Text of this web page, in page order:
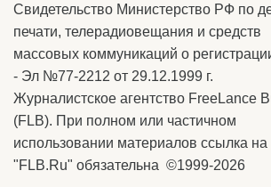
Свидетельство Министерство РФ по
печати, телерадиовещания и средств
массовых коммуникаций о
- Эл №77-2212 от 29.12.1999 г.
Журналистское агентство FreeLance
(FLB). При полном или частичном
использовании материалов ссылка на
"FLB.Ru" обязательна ©1999-2026